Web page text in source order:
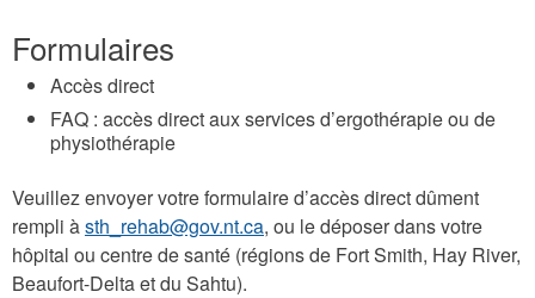
Formulaires
Accès direct
FAQ : accès direct aux services d’ergothérapie ou de
physiothérapie
Veuillez envoyer votre formulaire d’accès direct dûment
rempli àsth_rehab@gov.nt.ca, ou le déposer dans votre
hôpital ou centre de santé (régions de Fort Smith, Hay River,
Beaufort-Delta et du Sahtu).